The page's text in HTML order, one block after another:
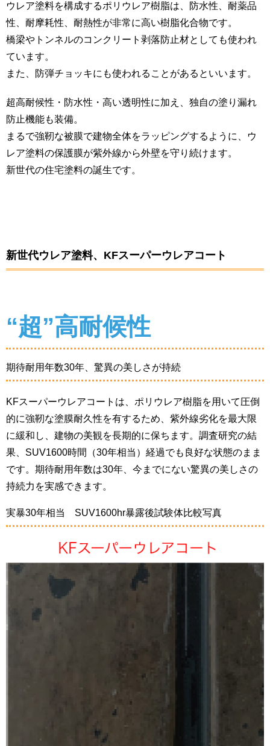
ウレア塗料を構成するポリウレア樹脂は、防水性、耐薬品
性、耐摩耗性、耐熱性が非常に高い樹脂化合物です。
橋梁やトンネルのコンクリート剥落防止材としても使われ
ています。
また、防弾チョッキにも使われることがあるといいます。
超高耐候性・防水性・高い透明性に加え、独自の塗り漏れ
防止機能も装備。
まるで強靭な被膜で建物全体をラッピングするように、ウ
レア塗料の保護膜が紫外線から外壁を守り続けます。
新世代の住宅塗料の誕生です。
新世代ウレア塗料、KFスーパーウレアコート
“超”高耐候性
期待耐用年数30年、驚異の美しさが持続
KFスーパーウレアコートは、ポリウレア樹脂を用いて圧倒
的に強靭な塗膜耐久性を有するため、紫外線劣化を最大限
に緩和し、建物の美観を長期的に保ちます。調査研究の結
果、SUV1600時間（30年相当）経過でも良好な状態のまま
です。期待耐用年数は30年、今までにない驚異の美しさの
持続力を実感できます。
実暴30年相当 SUV1600hr暴露後試験体比較写真